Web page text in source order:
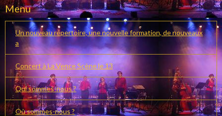
Menu
Un nouveau répertoire, une nouvelle formation, de nouveaux
a
Concert à La Vence Scène le 13
Qui sommes-nous ?
Où sommes-nous ?